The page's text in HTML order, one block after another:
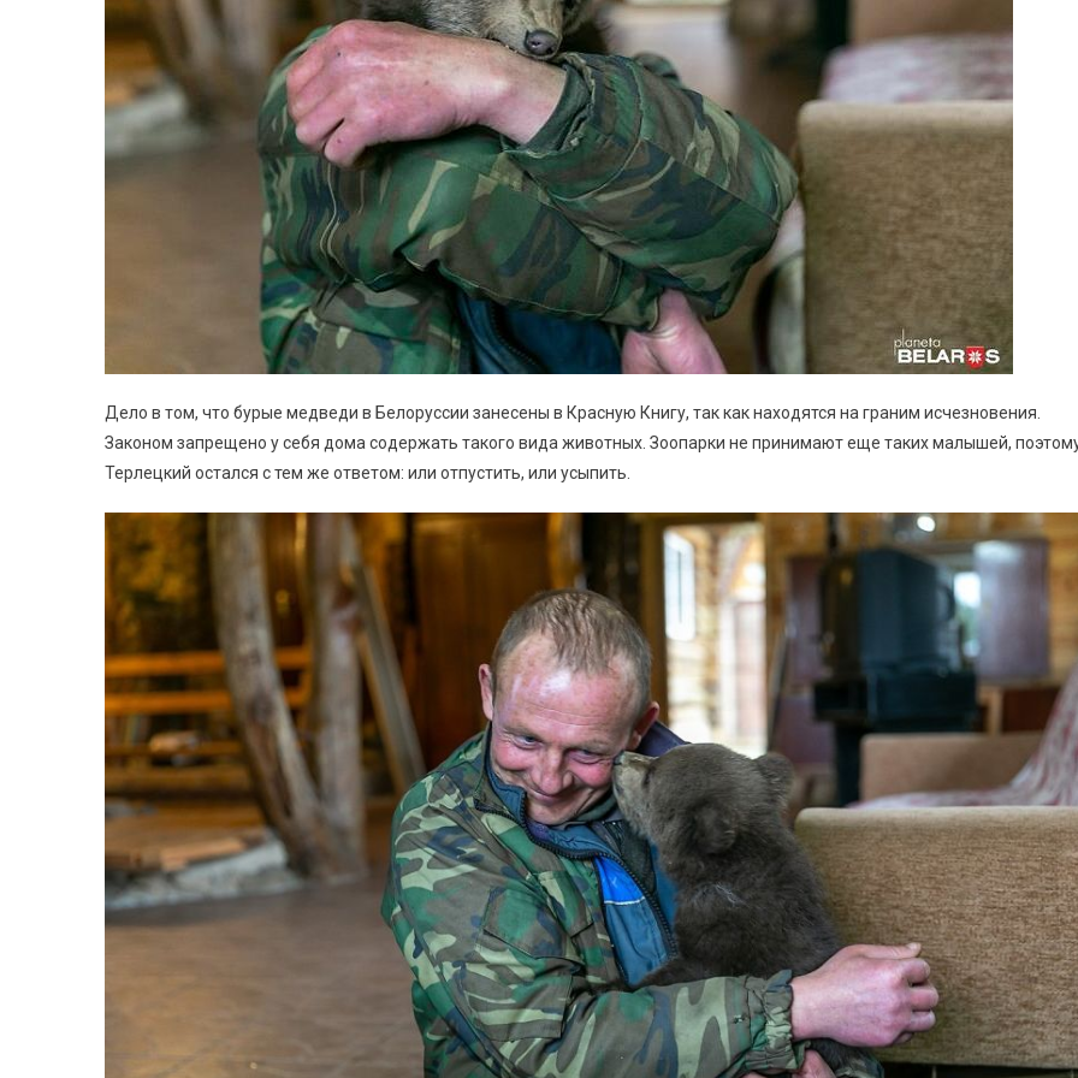
Дело в том, что бурые медведи в Белоруссии занесены в Красную Книгу, так как находятся на граним исчезновения.
Законом запрещено у себя дома содержать такого вида животных. Зоопарки не принимают еще таких малышей,
Терлецкий остался с тем же ответом: или отпустить, или усыпить.